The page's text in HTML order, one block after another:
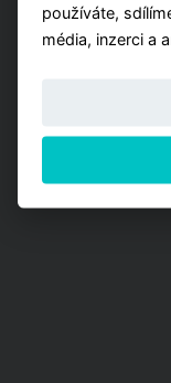
používáte,
média, inzerci a